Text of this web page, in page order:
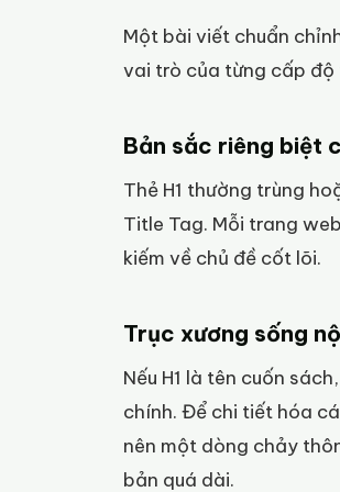
Một bài viết chuẩn
vai trò của từng cấp độ
Bản sắc riêng biệt
Thẻ H1 thường trùng
Title Tag. Mỗi trang
kiếm về chủ đề cốt lõi.
Trục xương sống
Nếu H1 là tên cuốn
chính. Để chi tiết hóa
nên một dòng chảy
bản quá dài.